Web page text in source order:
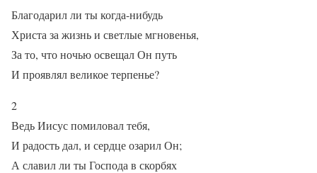
Благодарил ли ты когда-нибудь
Христа за жизнь и светлые мгновенья,
За то, что ночью освещал Он путь
И проявлял великое терпенье?
2
Ведь Иисус помиловал тебя,
И радость дал, и сердце озарил Он;
А славил ли ты Господа в скорбях